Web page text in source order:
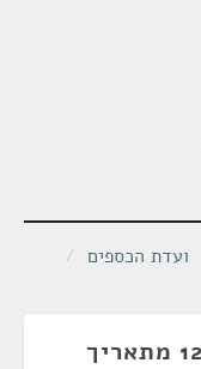
ועדת הכספים /
ישיבת ועדה של הכנסת ה-12 מתאריך